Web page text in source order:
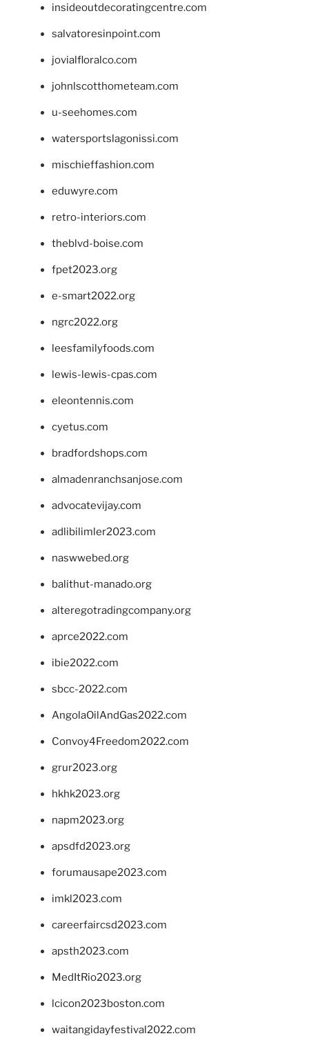
insideoutdecoratingcentre.com
salvatoresinpoint.com
jovialfloralco.com
johnlscotthometeam.com
u-seehomes.com
watersportslagonissi.com
mischieffashion.com
eduwyre.com
retro-interiors.com
theblvd-boise.com
fpet2023.org
e-smart2022.org
ngrc2022.org
leesfamilyfoods.com
lewis-lewis-cpas.com
eleontennis.com
cyetus.com
bradfordshops.com
almadenranchsanjose.com
advocatevijay.com
adlibilimler2023.com
naswwebed.org
balithut-manado.org
alteregotradingcompany.org
aprce2022.com
ibie2022.com
sbcc-2022.com
AngolaOilAndGas2022.com
Convoy4Freedom2022.com
grur2023.org
hkhk2023.org
napm2023.org
apsdfd2023.org
forumausape2023.com
imkl2023.com
careerfaircsd2023.com
apsth2023.com
MedItRio2023.org
lcicon2023boston.com
waitangidayfestival2022.com